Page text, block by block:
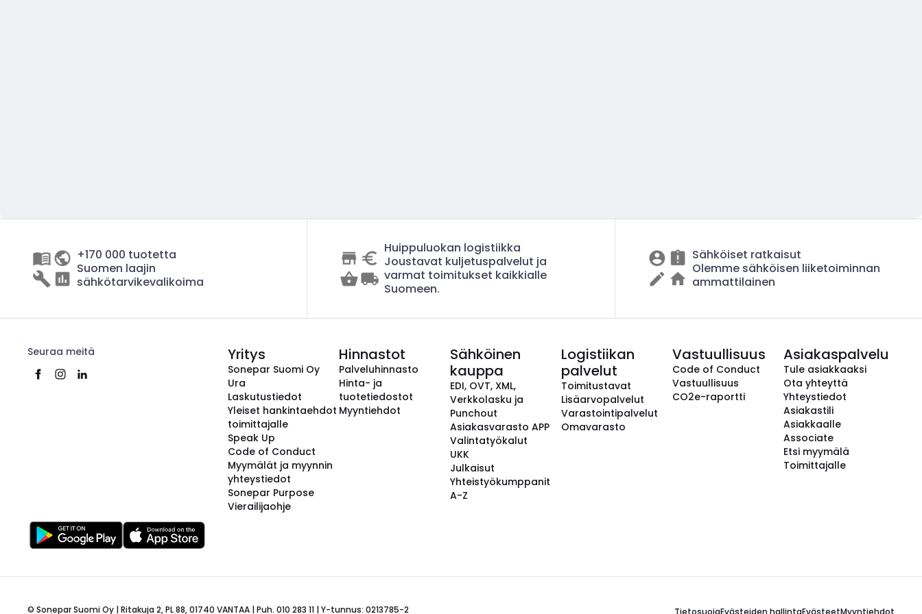
+170 000 tuotetta
Suomen laajin
sähkötarvikevalikoima
Huippuluokan logistiikka
Joustavat kuljetuspalvelut ja
varmat toimitukset kaikkialle
Suomeen.
Sähköiset ratkaisut
Olemme sähköisen liiketoiminnan
ammattilainen
Seuraa meitä Yritys
Sonepar Suomi Oy
Ura
Laskutustiedot
Yleiset hankintaehdot
toimittajalle
Speak Up
Code of Conduct
Myymälät ja myynnin
yhteystiedot
Sonepar Purpose
Vierailijaohje
Hinnastot
Palveluhinnasto
Hinta- ja
tuotetiedostot
Myyntiehdot
Sähköinen
kauppa
EDI, OVT, XML,
Verkkolasku ja
Punchout
Asiakasvarasto APP
Valintatyökalut
UKK
Julkaisut
Yhteistyökumppanit
A-Z
Logistiikan
palvelut
Toimitustavat
Lisäarvopalvelut
Varastointipalvelut
Omavarasto
Vastuullisuus
Code of Conduct
Vastuullisuus
CO2e-raportti
Asiakaspalvelu
Tule asiakkaaksi
Ota yhteyttä
Yhteystiedot
Asiakastili
Asiakkaalle
Associate
Etsi myymälä
Toimittajalle
© Sonepar Suomi Oy | Ritakuja 2, PL 88, 01740 VANTAA | Puh. 010 283 11 | Y-tunnus: 0213785-2 TietosuojaEvästeiden hallintaEvästeetMyyntiehdot